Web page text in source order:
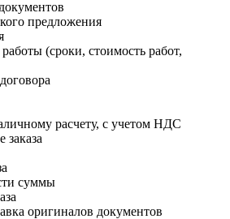
предложения
(сроки, стоимость работ,
расчету, с учетом НДС
суммы
оригиналов документов